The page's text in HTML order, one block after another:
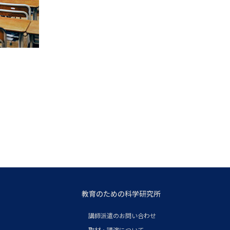
教育のための科学研究所
講師派遣のお問い合わせ